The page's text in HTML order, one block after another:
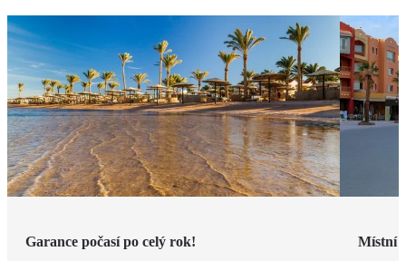
Garance počasí po celý rok! Místní